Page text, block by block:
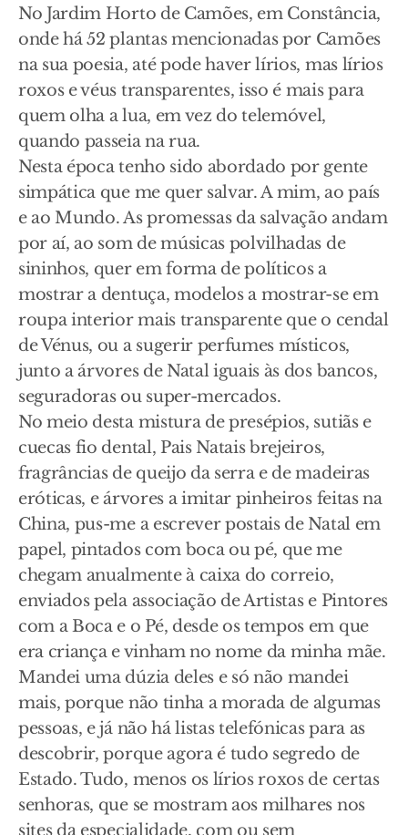
No Jardim Horto de Camões, em Constância,
onde há 52 plantas mencionadas por Camões
na sua poesia, até pode haver lírios, mas lírios
roxos e véus transparentes, isso é mais para
quem olha a lua, em vez do telemóvel,
quando passeia na rua.
Nesta época tenho sido abordado por gente
simpática que me quer salvar. A mim, ao país
e ao Mundo. As promessas da salvação andam
por aí, ao som de músicas polvilhadas de
sininhos, quer em forma de políticos a
mostrar a dentuça, modelos a mostrar-se em
roupa interior mais transparente que o cendal
de Vénus, ou a sugerir perfumes místicos,
junto a árvores de Natal iguais às dos bancos,
seguradoras ou super-mercados.
No meio desta mistura de presépios, sutiãs e
cuecas fio dental, Pais Natais brejeiros,
fragrâncias de queijo da serra e de madeiras
eróticas, e árvores a imitar pinheiros feitas na
China, pus-me a escrever postais de Natal em
papel, pintados com boca ou pé, que me
chegam anualmente à caixa do correio,
enviados pela associação de Artistas e Pintores
com a Boca e o Pé, desde os tempos em que
era criança e vinham no nome da minha mãe.
Mandei uma dúzia deles e só não mandei
mais, porque não tinha a morada de algumas
pessoas, e já não há listas telefónicas para as
descobrir, porque agora é tudo segredo de
Estado. Tudo, menos os lírios roxos de certas
senhoras, que se mostram aos milhares nos
sites da especialidade, com ou sem